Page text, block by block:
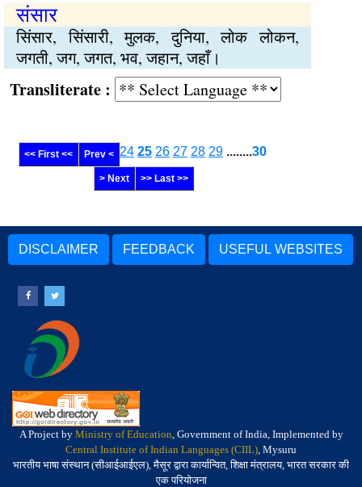
संसार
सिंसार, सिंसारी, मुलक, दुनिया, लोक लोकन,
जगती, जग, जगत, भव, जहान, जहाँ।
:
<< First << Prev < 24 25 26 27 28 29 ........30
> Next >> Last >>
DISCLAIMER FEEDBACK USEFUL WEBSITES
A Project by Ministry of Education, Government of India, Implemented by
Central Institute of Indian Languages (CIIL), Mysuru
भारतीय भाषा संस्थान (सीआईआईएल), मैसूर द्वारा कार्यान्वित, शिक्षा मंत्रालय, भारत सरकार की
एक परियोजना